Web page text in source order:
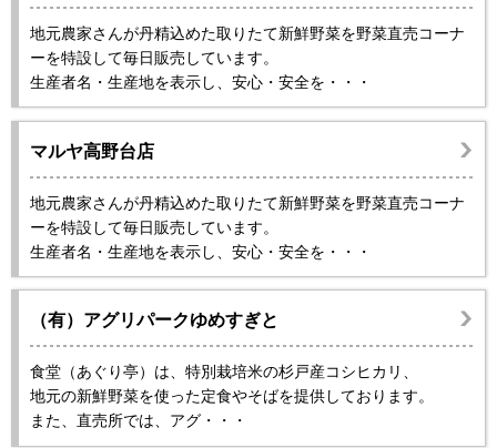
地元農家さんが丹精込めた取りたて新鮮野菜を野菜直売コーナ
ーを特設して毎日販売しています。
生産者名・生産地を表示し、安心・安全を・・・
マルヤ高野台店
地元農家さんが丹精込めた取りたて新鮮野菜を野菜直売コーナ
ーを特設して毎日販売しています。
生産者名・生産地を表示し、安心・安全を・・・
（有）アグリパークゆめすぎと
食堂（あぐり亭）は、特別栽培米の杉戸産コシヒカリ、
地元の新鮮野菜を使った定食やそばを提供しております。
また、直売所では、アグ・・・